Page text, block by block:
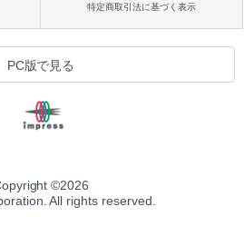
特定商取引法に基づく表示
PC版で見る
©2026
All rights reserved.